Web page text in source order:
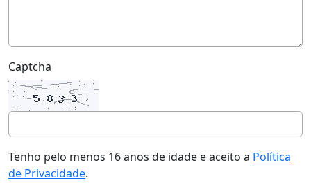
Captcha
Tenho pelo menos 16 anos de idade e aceito a Política
de Privacidade.